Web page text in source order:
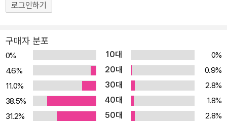
이해하고, 필요로 하고, 실천하게 되는지, 그리고 어떤 변화를 겪게 되
여전히 여러 현장에서 다양한 독자를 상대로 비폭력 대화를 알리고
있고, 그 결과 10년 전에는 담지 못했던, 현재 우리 청소년들에게 꼭
필요한 주제인 ‘자존감’ 파트를 보강하여 개정증보판을 출간하게 되
었다. 관찰/느낌/필요/부탁 누구나 쉽게 바로 지금 시작할 수 있는, 비
폭력 대화 누구나 자기가 ‘진짜로’ 원하는 것이 무엇인지 깨닫고 ‘제대
로’ 표현하기란 쉽지 않다. 실상 우리 주위에서 벌어지는 대부분의 오
해와 갈등이 자기 생각이나 감정을 제대로 표현하지 못해서 벌어지는
로그인하기
구매자 분포
0% 10대
0%
4.6%
20대
0.9%
11.0%
30대
2.8%
38.5%
40대
1.8%
31.2%
50대
2.8%